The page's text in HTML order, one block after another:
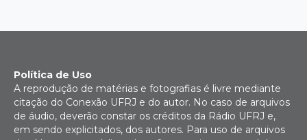
Política de Uso
A reprodução de matérias e fotografias é livre mediante
citação do Conexão UFRJ e do autor. No caso de arquivos
de áudio, deverão constar os créditos da Rádio UFRJ e,
em sendo explicitados, dos autores. Para uso de arquivos